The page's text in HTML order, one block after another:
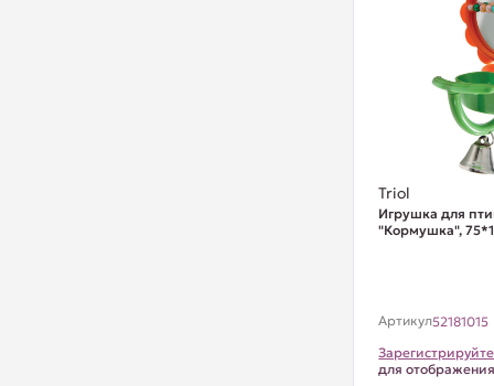
Triol
Игрушка для
"Кормушка",
Артикул52181015
для